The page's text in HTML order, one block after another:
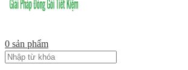
0 sản phẩm